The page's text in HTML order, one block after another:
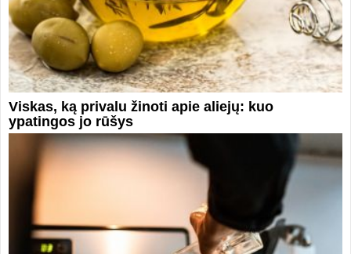
Viskas, ką privalu žinoti apie aliejų: kuo
ypatingos jo rūšys